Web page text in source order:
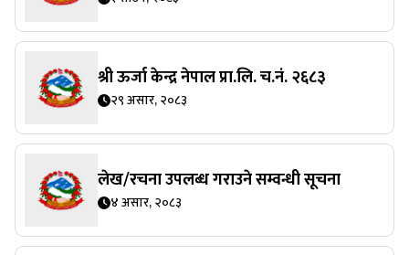
श्री ऊर्जा केन्द्र नेपाल प्रा.लि. च.नं. २६८३
२९ असार, २०८३
लेख/रचना उपलब्ध गराउने सम्वन्धी सूचना
४ असार, २०८३